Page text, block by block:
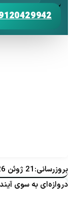
بروزرسانی:21 ژوئن 2026
دروازه‌ای به سوی